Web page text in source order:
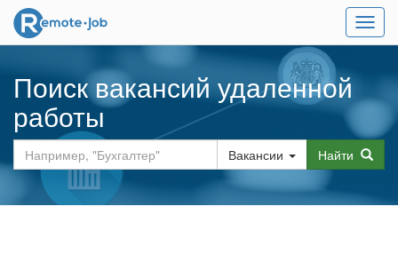
Меню
Поиск вакансий удаленной
работы
Вакансии Найти